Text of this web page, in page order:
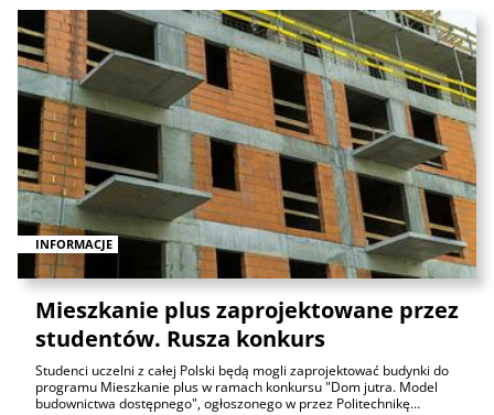
INFORMACJE
Mieszkanie plus zaprojektowane przez
studentów. Rusza konkurs
Studenci uczelni z całej Polski będą mogli zaprojektować budynki do
programu Mieszkanie plus w ramach konkursu "Dom jutra. Model
budownictwa dostępnego", ogłoszonego w przez Politechnikę…